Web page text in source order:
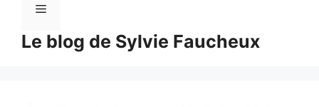
Le blog de Sylvie Faucheux
Menu